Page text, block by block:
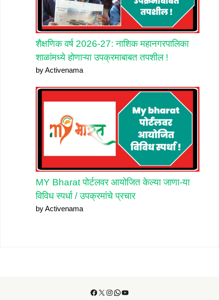
शैक्षणिक वर्ष 2026-27: नाशिक महानगरपालिका
शाळांमध्ये होणाऱ्या उपक्रमाबाबत तपशील !
by Activenama
MY Bharat पोर्टलवर आयोजित केल्या जाणा-या
विविध स्पर्धा / उपक्रमांचे प्रचार
by Activenama
Facebook
X Instagram
WhatsApp
YouTube